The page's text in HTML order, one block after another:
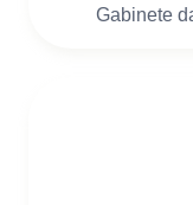
Gabinete